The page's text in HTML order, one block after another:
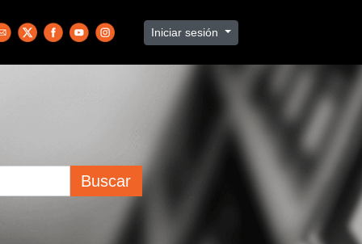
Iniciar sesión
Buscar